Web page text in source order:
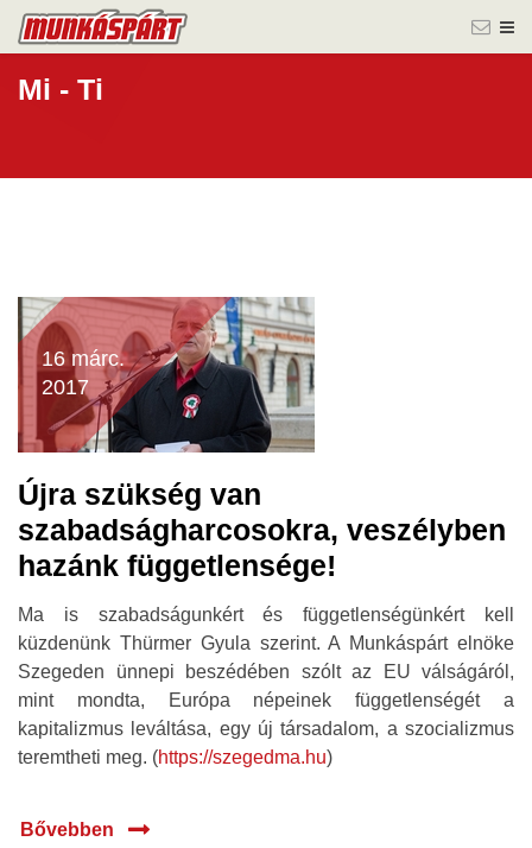
Mi - Ti
16 márc.
2017
Újra szükség van
szabadságharcosokra, veszélyben
hazánk függetlensége!
Ma is szabadságunkért és függetlenségünkért kell
küzdenünk Thürmer Gyula szerint. A Munkáspárt elnöke
Szegeden ünnepi beszédében szólt az EU válságáról,
mint mondta, Európa népeinek függetlenségét a
kapitalizmus leváltása, egy új társadalom, a szocializmus
teremtheti meg. (https://szegedma.hu)
Bővebben